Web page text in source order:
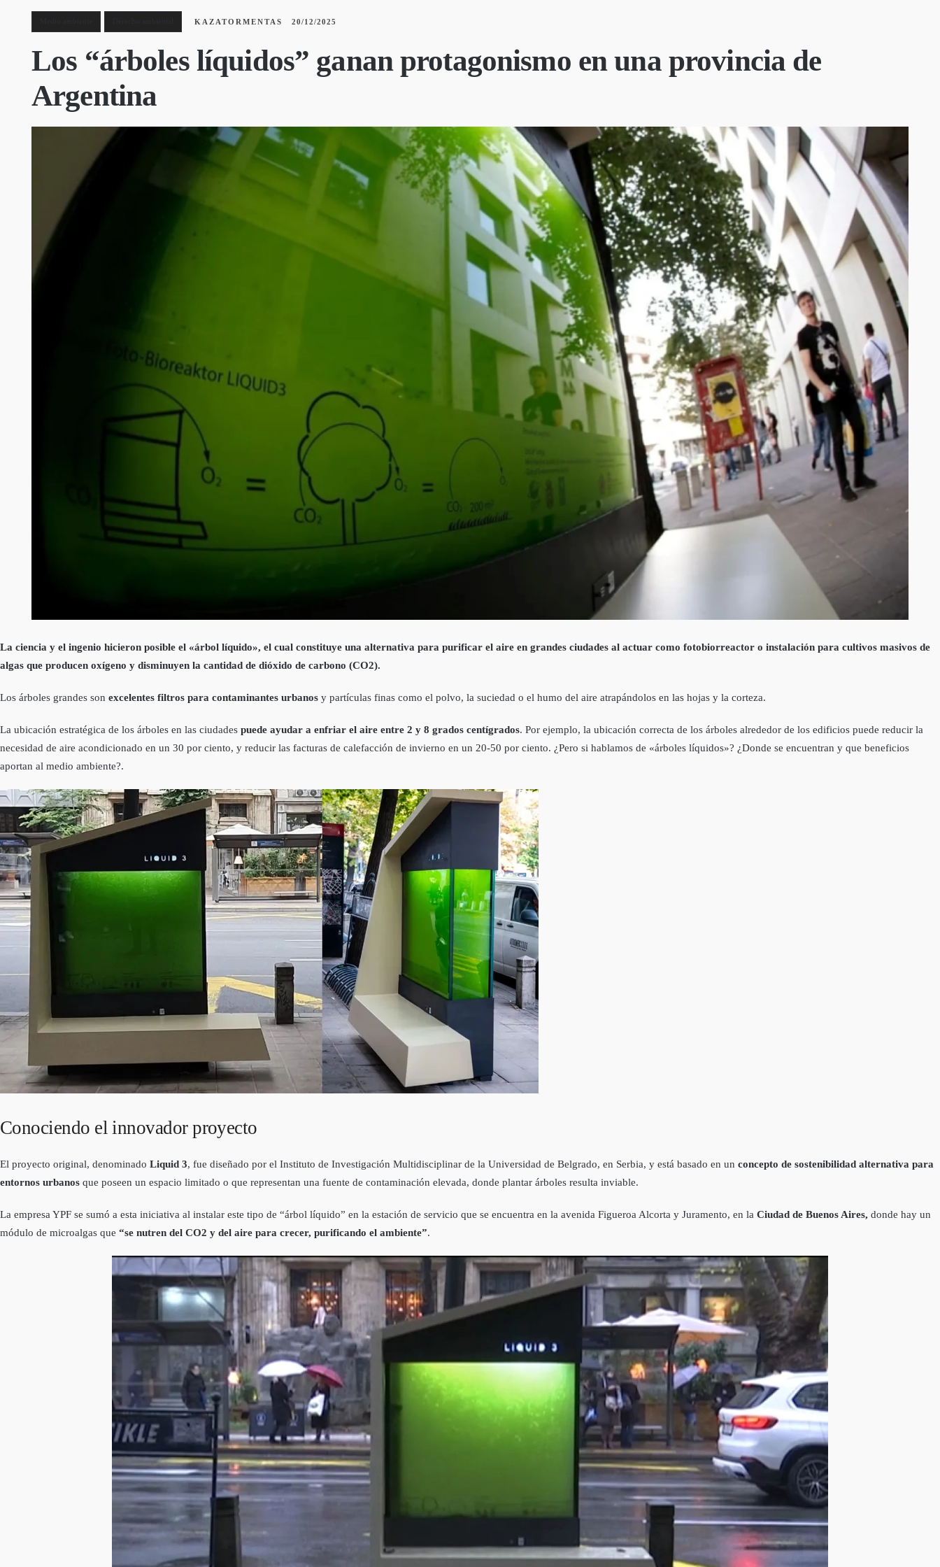
KAZATORMENTAS 20/12/2025
Los “árboles líquidos” ganan protagonismo en una provincia de
Argentina
La ciencia y el ingenio hicieron posible el «árbol líquido», el cual constituye una alternativa para purificar el aire en grandes ciudades al actuar como fotobiorreactor o instalación para cultivos masivos de
algas que producen oxígeno y disminuyen la cantidad de dióxido de carbono (CO2).
Los árboles grandes son excelentes filtros para contaminantes urbanos y partículas finas como el polvo, la suciedad o el humo del aire atrapándolos en las hojas y la corteza.
La ubicación estratégica de los árboles en las ciudades puede ayudar a enfriar el aire entre 2 y 8 grados centígrados. Por ejemplo, la ubicación correcta de los árboles alrededor de los edificios puede reducir la
necesidad de aire acondicionado en un 30 por ciento, y reducir las facturas de calefacción de invierno en un 20-50 por ciento. ¿Pero si hablamos de «árboles líquidos»? ¿Donde se encuentran y que beneficios
aportan al medio ambiente?.
Conociendo el innovador proyecto
El proyecto original, denominado Liquid 3, fue diseñado por el Instituto de Investigación Multidisciplinar de la Universidad de Belgrado, en Serbia, y está basado en un concepto de sostenibilidad alternativa para
entornos urbanos que poseen un espacio limitado o que representan una fuente de contaminación elevada, donde plantar árboles resulta inviable.
La empresa YPF se sumó a esta iniciativa al instalar este tipo de “árbol líquido” en la estación de servicio que se encuentra en la avenida Figueroa Alcorta y Juramento, en la Ciudad de Buenos Aires, donde hay un
módulo de microalgas que “se nutren del CO2 y del aire para crecer, purificando el ambiente”.